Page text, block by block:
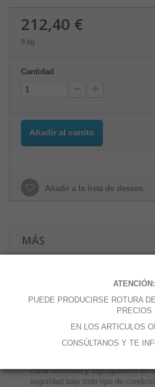
212,40 €
8 kg
Cantidad
Añadir al carrito
Añadir a la lista de deseos
MÁS
Touring, y el único neumático
producido en EE.UU.
Fabricado a partir de una cubierta
dos cinturones en fibra de vidrio, el
estabilidad y durabilidad.
canal rectilíneo y zigzagueante en
seguridad bajo todo tipo de
ATENCIÓN:
PUEDE PRODUCIRSE ROTURA
PRECIOS
EN LOS ARTICULOS
CONSÚLTANOS Y TE